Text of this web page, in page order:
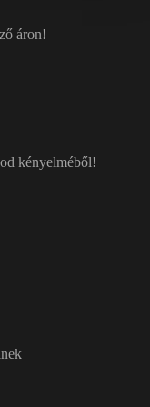
áron!
kényelméből!